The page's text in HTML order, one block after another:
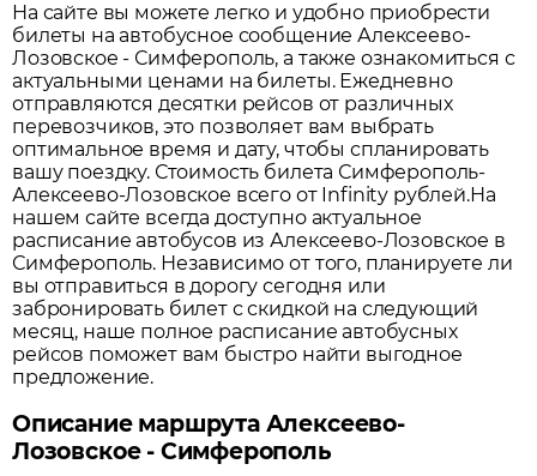
На сайте вы можете легко и удобно приобрести
билеты на автобусное сообщениеАлексеево-
Лозовское - Симферополь, а также ознакомиться с
актуальными ценами на билеты. Ежедневно
отправляются десятки рейсов от различных
перевозчиков, это позволяет вам выбрать
оптимальное время и дату, чтобы спланировать
вашу поездку. Стоимость билета Симферополь-
Алексеево-Лозовское всего от Infinity рублей.На
нашем сайте всегда доступно актуальное
расписание автобусов изАлексеево-Лозовское в
Симферополь. Независимо от того, планируете ли
вы отправиться в дорогу сегодня или
забронировать билет с скидкой на следующий
месяц, наше полное расписание автобусных
рейсов поможет вам быстро найти выгодное
предложение.
Описание маршрута Алексеево-
Лозовское - Симферополь